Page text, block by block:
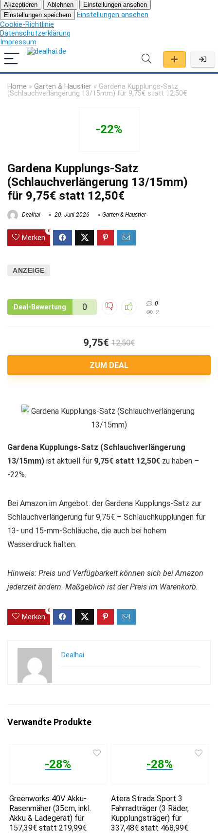
Akzeptieren Ablehnen
Einstellungen ansehen
Einstellungen speichern
Einstellungen ansehen
Cookie-Richtlinie
Datenschutzerklärung
Impressum
Home » Garten & Haustier » Gardena Kupplungs-Satz
(Schlauchverlängerung 13/15mm) für 9,75€ statt 12,50€
-22%
Gardena Kupplungs-Satz
(Schlauchverlängerung 13/15mm)
für 9,75€ statt 12,50€
Dealhai 20. Juni 2026 Garten & Haustier
Merken
0
ANZEIGE
Deal-Bewertung 0
0
2
9,75€ 12,50€
ZUM DEAL
Gardena Kupplungs-Satz (Schlauchverlängerung
13/15mm) ist aktuell für 9,75€ statt 12,50€ zu haben –
-22%.
Bei Amazon im Angebot: der Gardena Kupplungs-Satz zur
Schlauchverlängerung für 9,75€ – Schlauchkupplungen für
13- und 15-mm-Schläuche, die auch bei hohem
Wasserdruck halten.
Hinweis: Preis und Verfügbarkeit können sich bei Amazon
jederzeit ändern. Maßgeblich ist der Preis im Warenkorb.
Merken
0
Dealhai
Verwandte Produkte
-28%
Greenworks 40V Akku-
Rasenmäher (35cm, inkl.
Akku & Ladegerät) für
157,39€ statt 219,99€
-28%
Atera Strada Sport 3
Fahrradträger (3 Räder,
Kupplungsträger) für
337,48€ statt 468,99€